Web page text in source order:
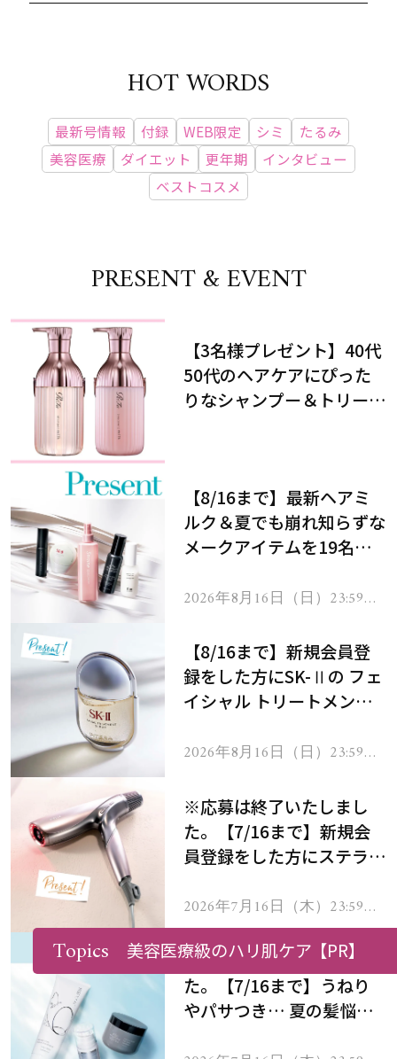
HOT WORDS
最新号情報 付録 WEB限定 シミ
たるみ
美容医療
ダイエット 更年期
インタビュー
ベストコスメ
PRESENT & EVENT
【3名様プレゼント】40代
50代のヘアケアにぴった
りなシャンプー＆トリート
【8/16まで】最新ヘアミ
ルク＆夏でも崩れ知らずな
メークアイテムを19名様
2026年8月16日（日）23:59ま
【8/16まで】新規会員登
録をした方にSK-Ⅱの フェ
イシャル トリートメント
2026年8月16日（日）23:59ま
※応募は終了いたしまし
た。【7/16まで】新規会
員登録をした方にステラボ
ヘアドライヤー ジュエル
をプレゼント！
2026年7月16日（木）23:59ま
で
※応募は終了いたしまし
た。【7/16まで】うねり
やパサつき… 夏の髪悩み
Topics 美容医療級のハリ肌ケア【PR】